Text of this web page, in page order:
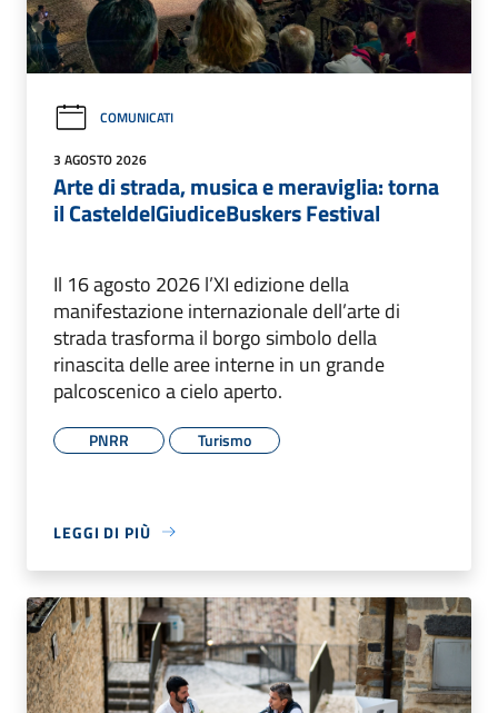
COMUNICATI
3 AGOSTO 2026
Arte di strada, musica e meraviglia: torna
il CasteldelGiudiceBuskers Festival
Il 16 agosto 2026 l’XI edizione della
manifestazione internazionale dell’arte di
strada trasforma il borgo simbolo della
rinascita delle aree interne in un grande
palcoscenico a cielo aperto.
PNRR Turismo
LEGGI DI PIÙ